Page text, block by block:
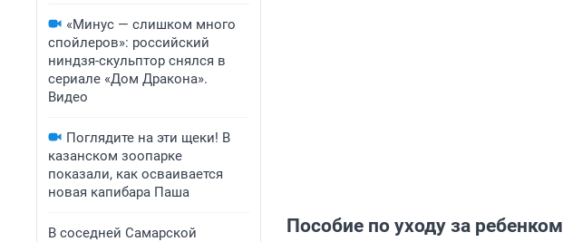
«Минус — слишком много
спойлеров»: российский
ниндзя-скульптор снялся в
сериале «Дом Дракона».
Видео
Поглядите на эти щеки! В
казанском зоопарке
показали, как осваивается
новая капибара Паша
В соседней Самарской
Пособие по уходу за ребенком